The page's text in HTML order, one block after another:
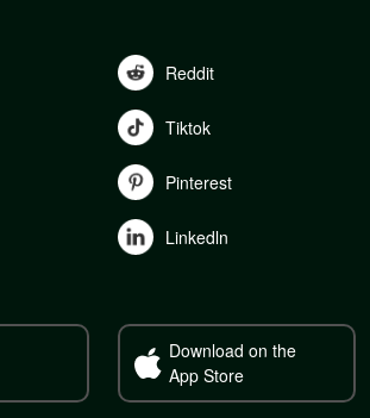
Reddit
Tiktok
Pinterest
Linkedln
Download on the
App Store